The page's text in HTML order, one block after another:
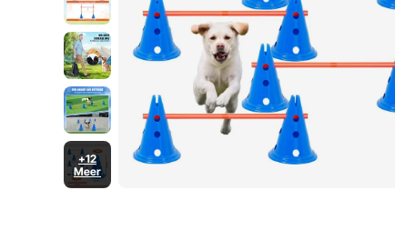
+12
Meer